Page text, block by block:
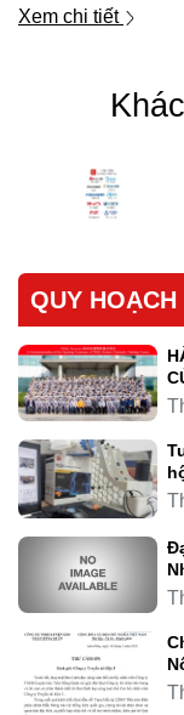
Xem chi tiết
QUY HOẠCH